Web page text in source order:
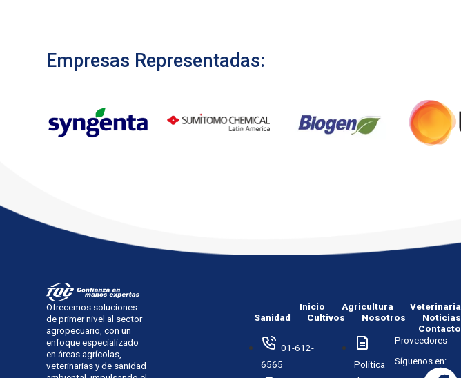
Empresas Representadas:
Ofrecemos soluciones
de primer nivel al sector
agropecuario, con un
enfoque especializado
en áreas agrícolas,
veterinarias y de sanidad
Inicio Agricultura
Veterinaria
Sanidad
Cultivos Nosotros
Noticias
Contacto
01-612-
6565
Política
Proveedores
Síguenos en: